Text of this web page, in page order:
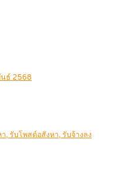
ธ์ 2568
รับโพสต์อสังหา, รับจ้างลง